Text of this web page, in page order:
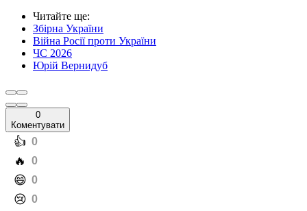
Читайте ще:
Збірна України
Війна Росії проти України
ЧС 2026
Юрій Вернидуб
0
Коментувати
️👍 0
️🔥 0
️😄 0
️😢 0